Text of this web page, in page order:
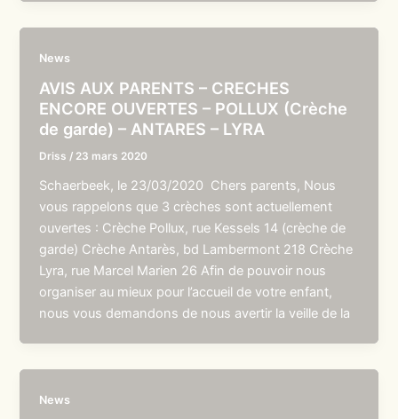
News
AVIS AUX PARENTS – CRECHES
ENCORE OUVERTES – POLLUX (Crèche
de garde) – ANTARES – LYRA
Driss / 23 mars 2020
Schaerbeek, le 23/03/2020 Chers parents, Nous
vous rappelons que 3 crèches sont actuellement
ouvertes : Crèche Pollux, rue Kessels 14 (crèche de
garde) Crèche Antarès, bd Lambermont 218 Crèche
Lyra, rue Marcel Marien 26 Afin de pouvoir nous
organiser au mieux pour l’accueil de votre enfant,
nous vous demandons de nous avertir la veille de la
News